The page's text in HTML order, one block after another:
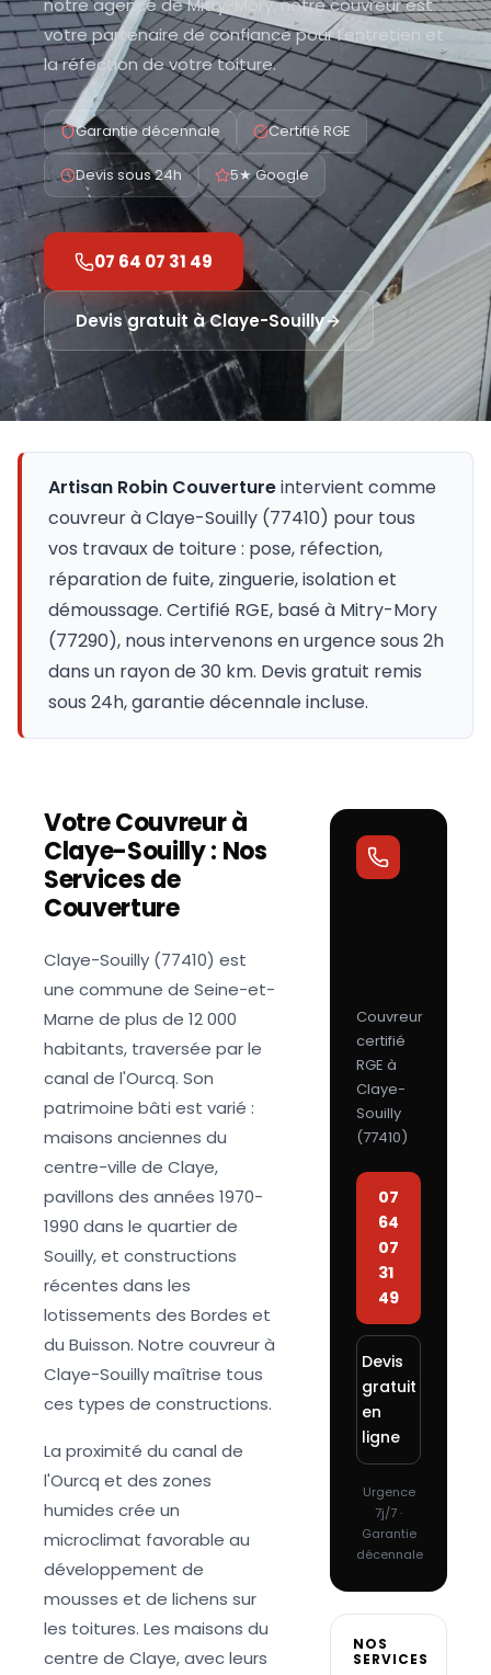
notre agence de Mitry-Mory, notre couvreur est
votre partenaire de confiance pour l'entretien et
la réfection de votre toiture.
Garantie décennale Certifié RGE
Devis sous 24h 5★ Google
07 64 07 31 49
Devis gratuit àClaye-Souilly
Artisan Robin Couvertureintervient comme
couvreur àClaye-Souilly (77410) pour tous
vos travaux de toiture : pose, réfection,
réparation de fuite, zinguerie, isolation et
démoussage. Certifié RGE, basé à Mitry-Mory
(77290), nous intervenons en urgence sous 2h
dans un rayon de 30 km. Devis gratuit remis
sous 24h, garantie décennale incluse.
Votre Couvreur à
Claye-Souilly: Nos
Services de
Couverture
Claye-Souilly (77410) est
une commune de Seine-et-
Marne de plus de 12 000
habitants, traversée par le
canal de l'Ourcq. Son
patrimoine bâti est varié :
maisons anciennes du
centre-ville de Claye,
pavillons des années 1970-
1990 dans le quartier de
Souilly, et constructions
récentes dans les
lotissements des Bordes et
du Buisson. Notre couvreur à
Claye-Souilly maîtrise tous
ces types de constructions.
La proximité du canal de
l'Ourcq et des zones
humides crée un
microclimat favorable au
développement de
mousses et de lichens sur
les toitures. Les maisons du
centre de Claye, avec leurs
Couvreur
certifié
RGE à
Claye-
Souilly
(77410)
07
64
07
31
49
Devis
gratuit
en
ligne
Urgence
7j/7 ·
Garantie
décennale
NOS
SERVICES